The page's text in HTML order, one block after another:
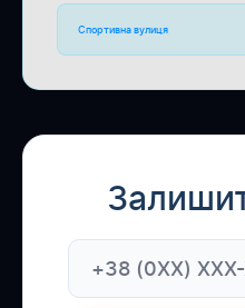
Спортивна вулиця